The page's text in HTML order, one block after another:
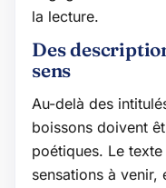
la lecture.
Des
sens
Au-delà des
boissons doivent
poétiques. Le
sensations à venir,